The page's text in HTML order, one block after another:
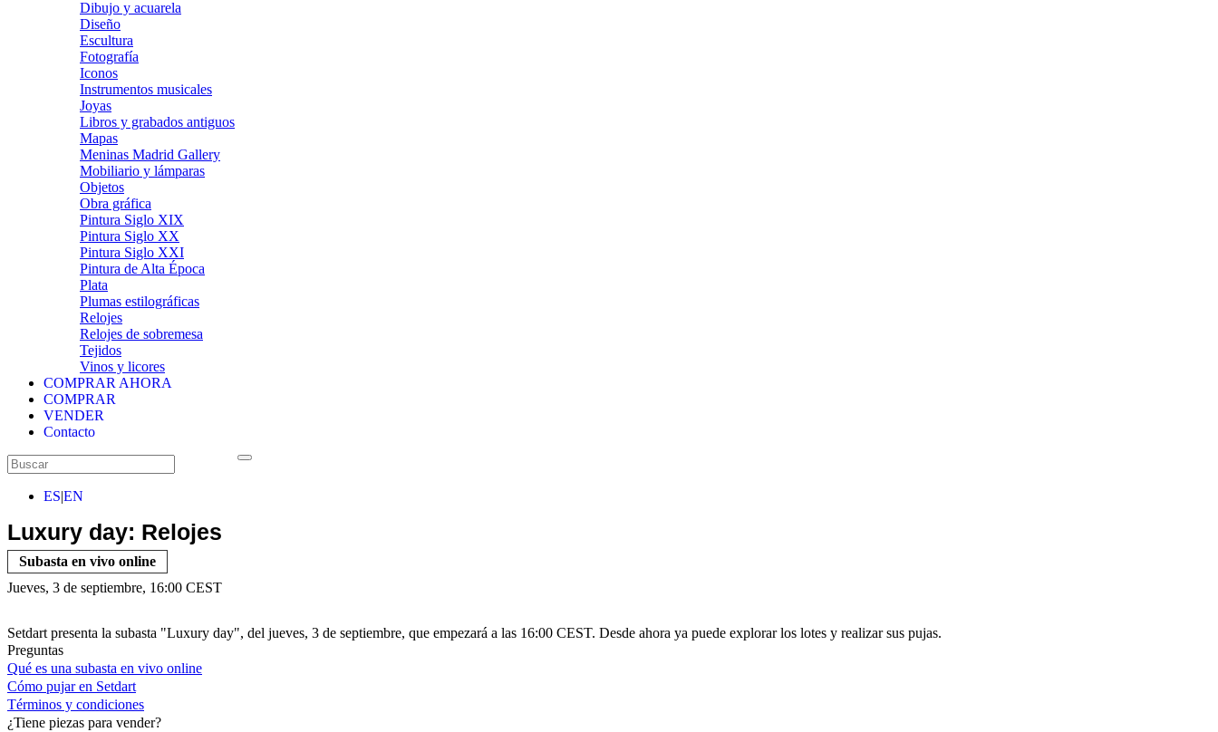
Dibujo y acuarela
Diseño
Escultura
Fotografía
Iconos
Instrumentos musicales
Joyas
Libros y grabados antiguos
Mapas
Meninas Madrid Gallery
Mobiliario y lámparas
Objetos
Obra gráfica
Pintura Siglo XIX
Pintura Siglo XX
Pintura Siglo XXI
Pintura de Alta Época
Plata
Plumas estilográficas
Relojes
Relojes de sobremesa
Tejidos
Vinos y licores
COMPRAR AHORA
COMPRAR
VENDER
Contacto
ES|EN
Luxury day: Relojes
Subasta en vivo online
Jueves, 3 de septiembre, 16:00 CEST
Setdart presenta la subasta "Luxury day", del jueves, 3 de septiembre, que empezará a las 16:00 CEST. Desde ahora ya puede explorar los lotes y realizar sus pujas.
Preguntas
Qué es una subasta en vivo online
Cómo pujar en Setdart
Términos y condiciones
¿Tiene piezas para vender?